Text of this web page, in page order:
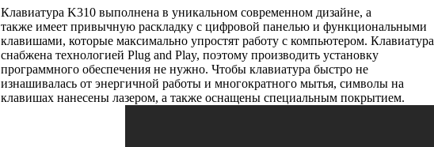
Клавиатура K310 выполнена в уникальном современном дизайне, а
также имеет привычную раскладку с цифровой панелью и функциональными
клавишами, которые максимально упростят работу с компьютером. Клавиатура
снабжена технологией Plug and Play, поэтому производить установку
программного обеспечения не нужно. Чтобы клавиатура быстро не
изнашивалась от энергичной работы и многократного мытья, символы на
клавишах нанесены лазером, а также оснащены специальным покрытием.